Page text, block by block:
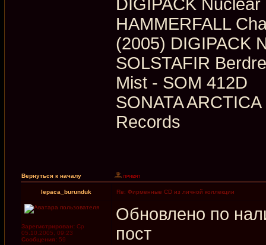
DIGIPACK
HAMMERFALL
(2005) DIGIPACK
SOLSTAFIR
Mist ‎- SOM 412D
SONATA
Records
Вернуться к началу
lepaca_burunduk Re: Фирменные CD из личной коллекции
Зарегистрирован: Ср
05.10.2005, 09:23
Сообщения: 59
Обновлено по
пост